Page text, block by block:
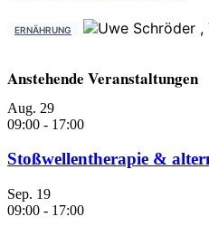
ERNÄHRUNG
Anstehende Veranstaltungen
Aug. 29
09:00 - 17:00
Stoßwellentherapie &
Sep. 19
09:00 - 17:00